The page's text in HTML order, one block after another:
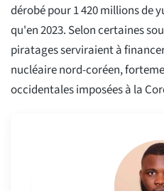
dérobé pour 1 420 millions de
qu'en 2023. Selon certaines
piratages serviraient à
nucléaire nord-coréen,
occidentales imposées à la